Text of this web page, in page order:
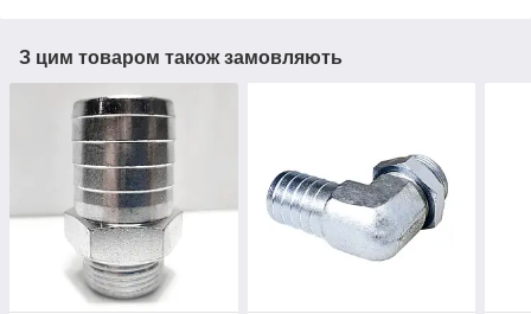
З цим товаром також замовляють